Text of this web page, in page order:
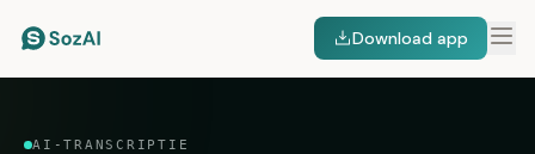
Download app
AI-TRANSCRIPTIE